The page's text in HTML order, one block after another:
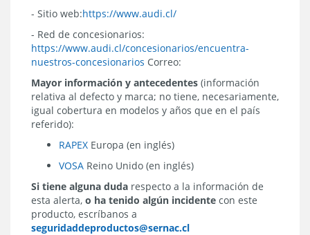
- Sitio web:https://www.audi.cl/
- Red de concesionarios:
https://www.audi.cl/concesionarios/encuentra-
nuestros-concesionarios Correo:
Mayor información y antecedentes (información
relativa al defecto y marca; no tiene, necesariamente,
igual cobertura en modelos y años que en el país
referido):
RAPEX Europa (en inglés)
VOSA Reino Unido (en inglés)
Si tiene alguna duda respecto a la información de
esta alerta, o ha tenido algún incidente con este
producto, escríbanos a
seguridaddeproductos@sernac.cl